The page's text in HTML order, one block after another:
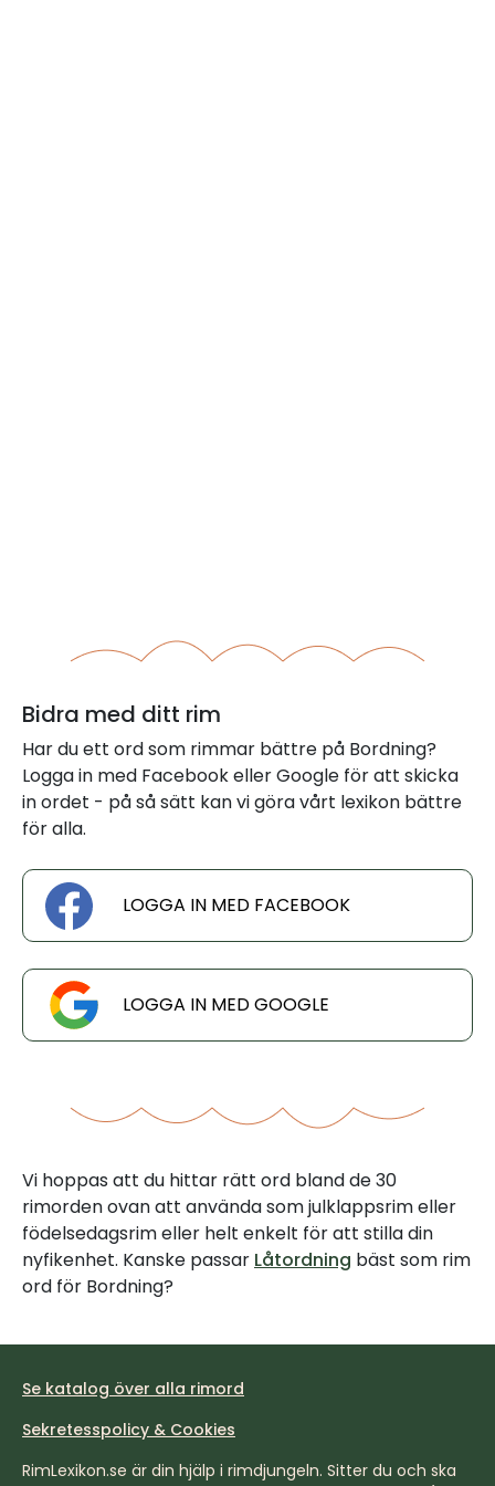
Bidra med ditt rim
Har du ett ord som rimmar bättre på Bordning?
Logga in med Facebook eller Google för att skicka
in ordet - på så sätt kan vi göra vårt lexikon bättre
för alla.
LOGGA IN MED FACEBOOK
LOGGA IN MED GOOGLE
Vi hoppas att du hittar rätt ord bland de 30
rimorden ovan att använda som julklappsrim eller
födelsedagsrim eller helt enkelt för att stilla din
nyfikenhet. Kanske passar Låtordning bäst som rim
ord för Bordning?
Se katalog över alla rimord
Sekretesspolicy & Cookies
RimLexikon.se är din hjälp i rimdjungeln. Sitter du och ska